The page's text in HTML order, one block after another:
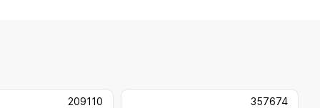
209110 357674